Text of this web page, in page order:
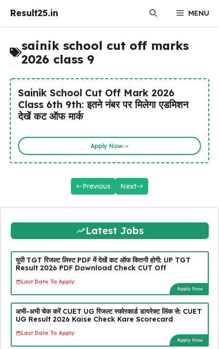
Result25.in MENU
sainik school cut off marks
2026 class 9
Sainik School Cut Off Mark 2026
Class 6th 9th: इतने नंबर पर मिलेगा एडमिशन
देखें कट ऑफ मार्क
Apply Now
Previous Next
Latest Jobs
यूपी TGT रिजल्ट लिस्ट PDF में देखें कट ऑफ कितनी होगी: UP TGT
Result 2026 PDF Download Check CUT Off
Last Date To Apply:
Apply Now
अभी-अभी चेक करें CUET UG रिजल्ट स्कोरकार्ड डायरेक्ट लिंक से: CUET
UG Result 2026 Kaise Check Kare Scorecard
Last Date To Apply:
Apply Now